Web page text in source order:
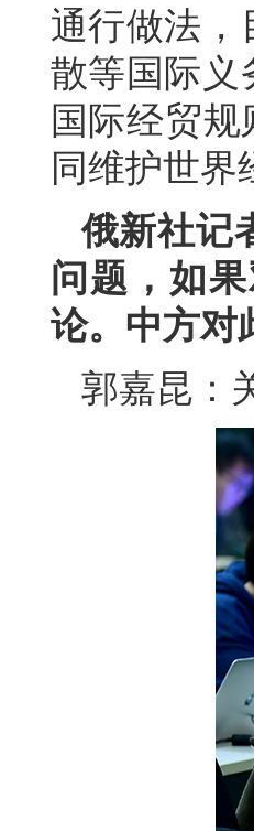
通行做法，
散等国际义
国际经贸
同维护世界
俄新社记
问题，如
论。中方对
郭嘉昆：